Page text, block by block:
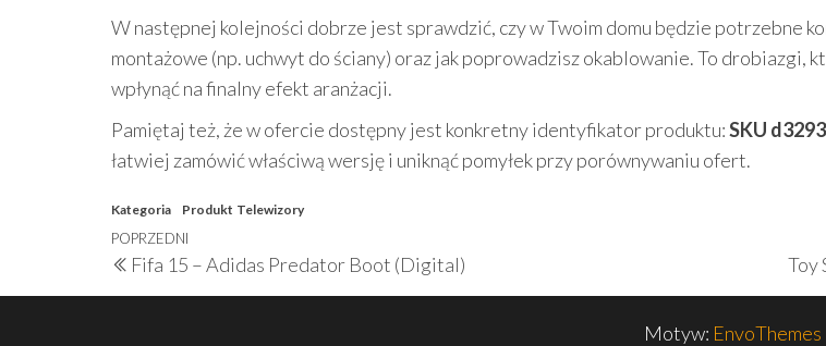
W następnej kolejności dobrze jest sprawdzić, czy w Twoim domu będzie potrzebne
montażowe (np. uchwyt do ściany) oraz jak poprowadzisz okablowanie. To drobiazgi,
wpłynąć na finalny efekt aranżacji.
Pamiętaj też, że w ofercie dostępny jest konkretny identyfikator produktu:SKU
łatwiej zamówić właściwą wersję i uniknąć pomyłek przy porównywaniu ofert.
Kategoria Produkt Telewizory
Nawigacja
wpisu
Poprzedni
wpis
POPRZEDNI
Fifa 15 – Adidas Predator Boot (Digital) Toy
Motyw: EnvoThemes